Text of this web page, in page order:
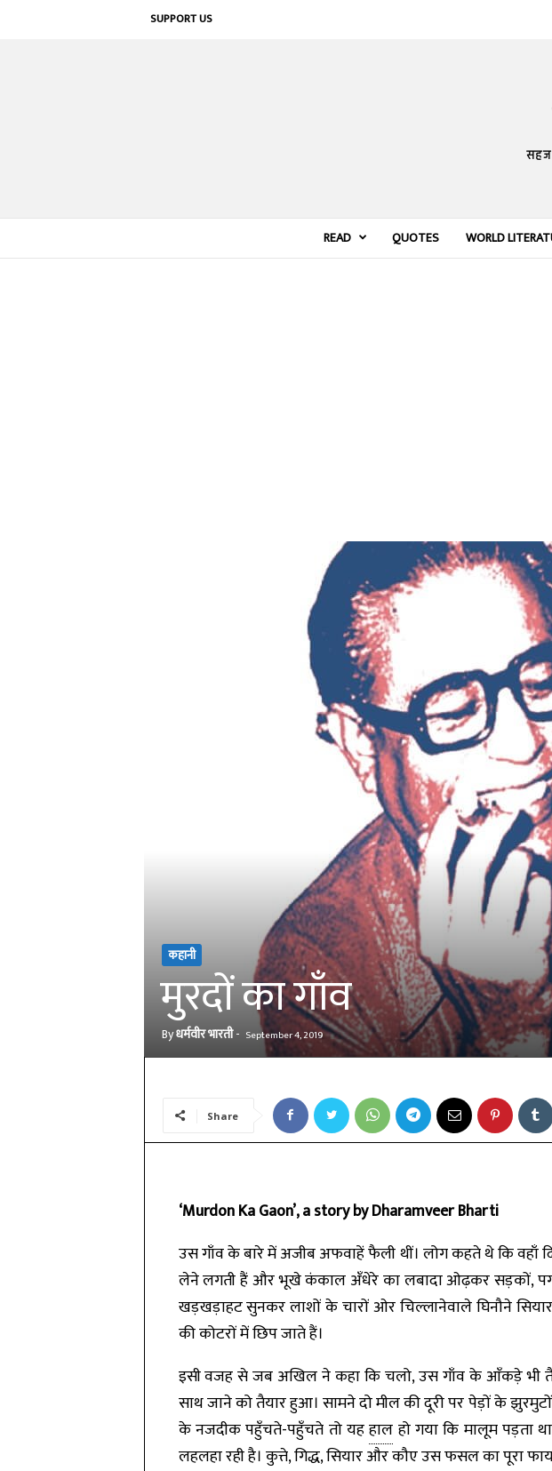
SUPPORT US
सहज
READ QUOTES WORLD
कहानी
मुरदों का गाँव
Byधर्मवीर भारती- September 4, 2019
Share
‘Murdon Ka Gaon’, a story by Dharamveer Bharti
उस गाँव के बारे में अजीब अफवाहें फैली थीं। लोग कहते थे कि वहाँ
लेने लगती हैं और भूखे कंकाल अँधेरे का लबादा ओढ़कर सड़कों,
खड़खड़ाहट सुनकर लाशों के चारों ओर चिल्लानेवाले घिनौने
की कोटरों में छिप जाते हैं।
इसी वजह से जब अखिल ने कहा कि चलो, उस गाँव के आँकड़े भी
साथ जाने को तैयार हुआ। सामने दो मील की दूरी पर पेड़ों के
के नजदीक पहुँचते-पहुँचते तो यहहाल हो गया कि मालूम
लहलहा रही है। कुत्ते, गिद्ध, सियार और कौए उस फसल का पूरा